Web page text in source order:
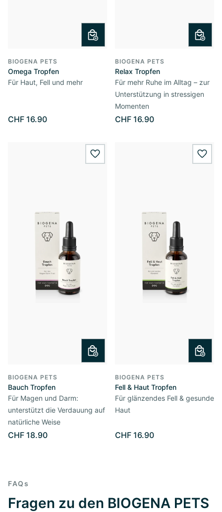
BIOGENA PETS
Omega Tropfen
Für Haut, Fell und mehr
CHF 16.90
BIOGENA PETS
Relax Tropfen
Für mehr Ruhe im Alltag – zur
Unterstützung in stressigen
Momenten
CHF 16.90
wishlist.add
BIOGENA PETS
Bauch Tropfen
Für Magen und Darm:
unterstützt die Verdauung auf
natürliche Weise
CHF 18.90
BIOGENA PETS
Fell & Haut Tropfen
Für glänzendes Fell & gesunde
Haut
CHF 16.90
FAQs
Fragen zu den BIOGENA PETS